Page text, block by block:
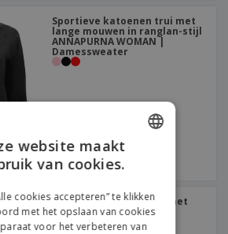
Sportieve katoenen trui met
lange mouwen in ranglan-stijl
ANNAPURNA WOMAN |
Damessweater
B&C | Microfleece jack met
ritssluiting
ENGLISH
DUTCH
website maakt
van cookies.
cookies accepteren” te klikken
met het opslaan van cookies
voor het verbeteren van